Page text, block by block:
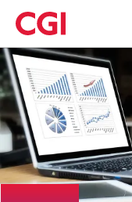
Skip
to
main
content